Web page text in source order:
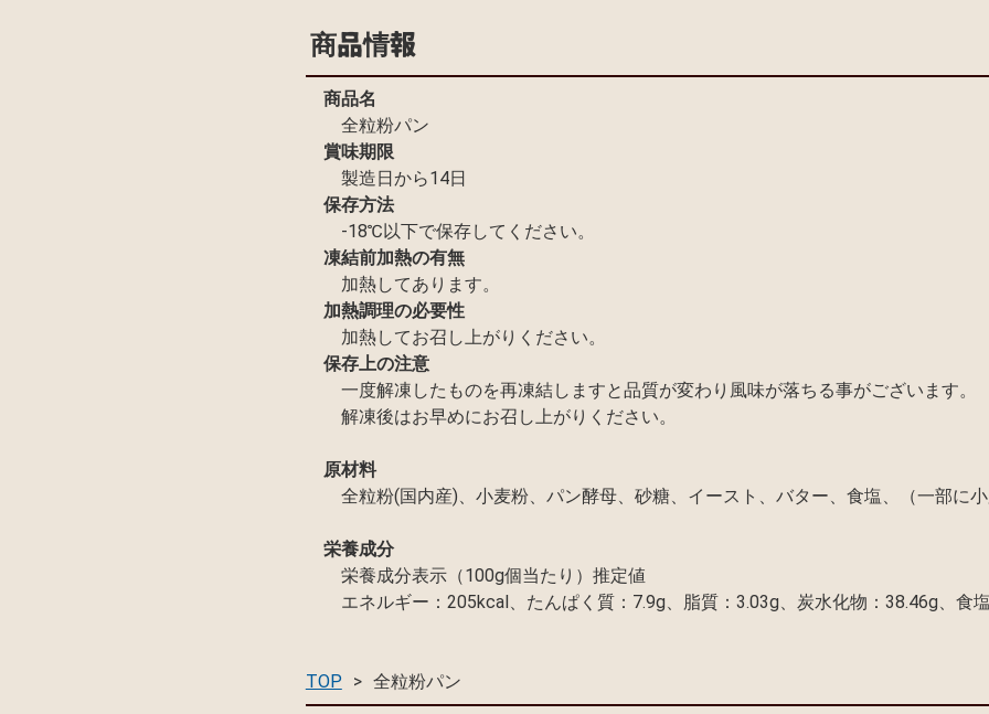
商品情報
商品名
全粒粉パン
賞味期限
製造日から14日
保存方法
-18℃以下で保存してください。
凍結前加熱の有無
加熱してあります。
加熱調理の必要性
加熱してお召し上がりください。
保存上の注意
一度解凍したものを再凍結しますと品質が変わり風味が落ちる事がございます。
解凍後はお早めにお召し上がりください。
原材料
全粒粉(国内産)、小麦粉、パン酵母、砂糖、イースト、バター、食塩、（一部に小
栄養成分
栄養成分表示（100g個当たり）推定値
エネルギー：205kcal、たんぱく質：7.9g、脂質：3.03g、炭水化物：38.46g、食
TOP 全粒粉パン